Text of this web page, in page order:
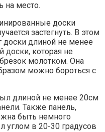
на место.
доски
застегнуть. В этом
доски длиной не менее
доски, которая не
молотком. Она
можно бороться с
длиной не менее 20см
Также панель,
быть немного
углом в 20-30 градусов